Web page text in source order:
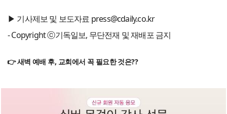
▶ 기사제보 및 보도자료 press@cdaily.co.kr
- Copyright ⓒ기독일보, 무단전재 및 재배포 금지
👉 새벽 예배 후, 교회에서 꼭 필요한 것은??